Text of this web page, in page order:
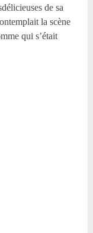
de sa
la scène
qui s’était